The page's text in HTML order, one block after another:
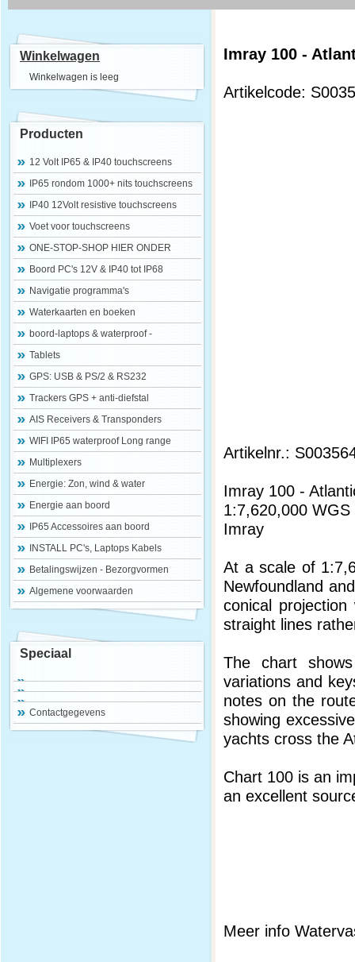
Winkelwagen
Winkelwagen is leeg
Producten
12 Volt IP65 & IP40 touchscreens
IP65 rondom 1000+ nits touchscreens
IP40 12Volt resistive touchscreens
Voet voor touchscreens
ONE-STOP-SHOP HIER ONDER
Boord PC's 12V & IP40 tot IP68
Navigatie programma's
Waterkaarten en boeken
boord-laptops & waterproof -
Tablets
GPS: USB & PS/2 & RS232
Trackers GPS + anti-diefstal
AIS Receivers & Transponders
WIFI IP65 waterproof Long range
Multiplexers
Energie: Zon, wind & water
Energie aan boord
IP65 Accessoires aan boord
INSTALL PC's, Laptops Kabels
Betalingswijzen - Bezorgvormen
Algemene voorwaarden
Speciaal
Contactgegevens
Imray 100 -
Artikelcode:
Artikelnr.:
Imray 100 -
1:7,620,000
Imray
At a scale of
Newfoundland
conical
straight lines
The chart
variations and
notes on the
showing
yachts cross the
Chart 100 is an
an excellent
Meer info